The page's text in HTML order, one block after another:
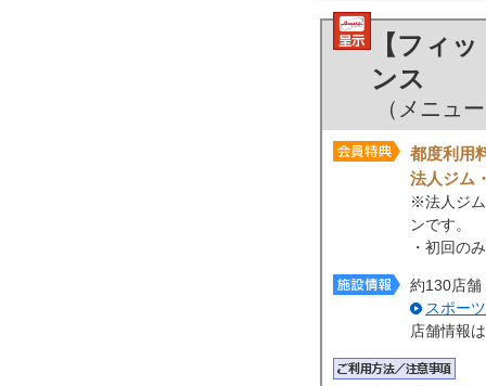
【フィ
ンス
（メニュ
都度利
法人ジム
※法人ジ
ンです。
・初回の
約130店舗
スポー
店舗情報